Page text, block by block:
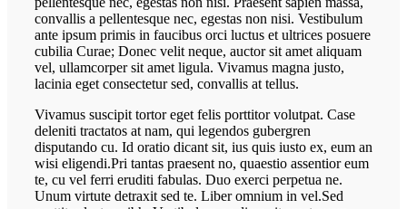
convallis a pellentesque nec, egestas non nisi. Vestibulum
ante ipsum primis in faucibus orci luctus et ultrices posuere
cubilia Curae; Donec velit neque, auctor sit amet aliquam
vel, ullamcorper sit amet ligula. Vivamus magna justo,
lacinia eget consectetur sed, convallis at tellus.
Vivamus suscipit tortor eget felis porttitor volutpat. Case
deleniti tractatos at nam, qui legendos gubergren
disputando cu. Id oratio dicant sit, ius quis iusto ex, eum an
wisi eligendi.Pri tantas praesent no, quaestio assentior eum
te, cu vel ferri eruditi fabulas. Duo exerci perpetua ne.
Unum virtute detraxit sed te. Liber omnium in vel.Sed